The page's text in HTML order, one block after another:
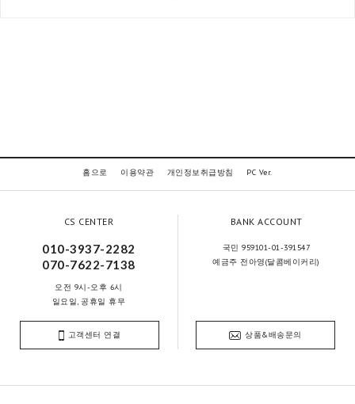
홈으로 이용약관 개인정보취급방침 PC Ver.
CS CENTER
010-3937-2282
070-7622-7138
오전 9시-오후 6시
일요일, 공휴일 휴무
BANK ACCOUNT
국민 959101-01-391547
예금주 전아영(달콤베이커리)
고객센터 연결 상품&배송문의